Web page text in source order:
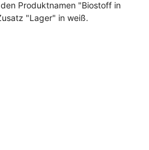
Produktnamen "Biostoff in
"Lager" in weiß.